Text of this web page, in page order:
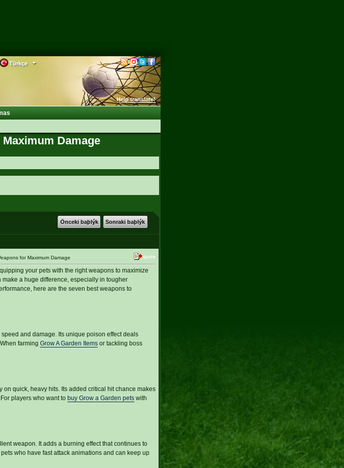
Türkçe
Help translate!
Damage
Önceki baþlýk Sonraki baþlýk
for Maximum Damage
your pets with the right weapons to maximize
a huge difference, especially in tougher
here are the seven best weapons to
and damage. Its unique poison effect deals
farming Grow A Garden Itemsor tackling boss
quick, heavy hits. Its added critical hit chance makes
players who want to buy Grow a Garden petswith
weapon. It adds a burning effect that continues to
who have fast attack animations and can keep up